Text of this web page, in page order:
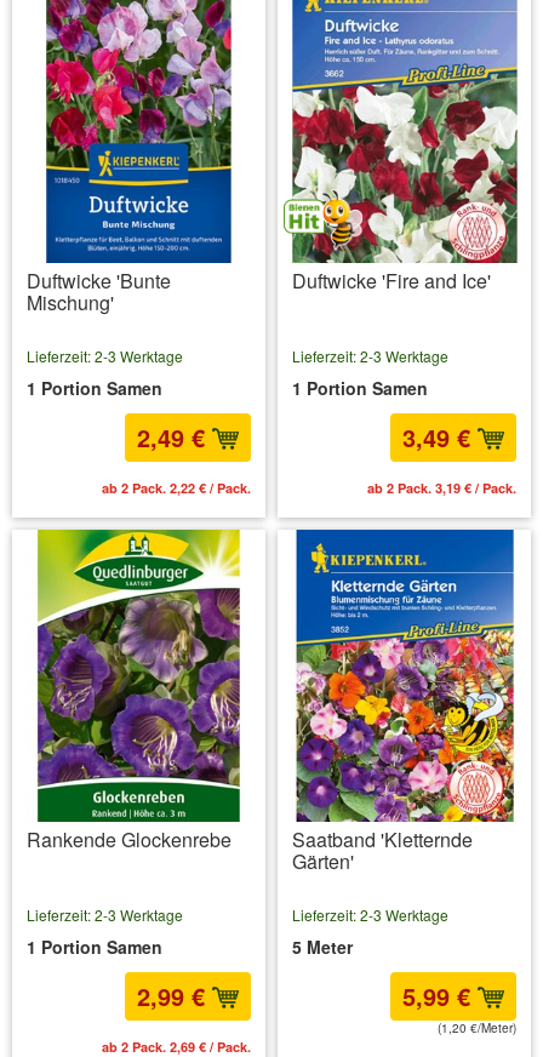
Duftwicke 'Bunte
Mischung'
Lieferzeit: 2-3 Werktage
1 Portion Samen
2,49 €
ab 2 Pack. 2,22 € / Pack.
Duftwicke 'Fire and Ice'
Lieferzeit: 2-3 Werktage
1 Portion Samen
3,49 €
ab 2 Pack. 3,19 € / Pack.
Rankende Glockenrebe
Lieferzeit: 2-3 Werktage
1 Portion Samen
2,99 €
ab 2 Pack. 2,69 € / Pack.
Saatband 'Kletternde
Gärten'
Lieferzeit: 2-3 Werktage
5 Meter
5,99 €
(1,20 €/Meter)